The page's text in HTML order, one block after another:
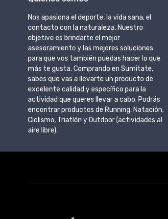
Nos apasiona el deporte, la vida sana, el
contacto con la naturaleza. Nuestro
objetivo es brindarte el mejor
asesoramiento y las mejores soluciones
para que vos también puedas hacer lo que
más te gusta. Comprando en Sumitate,
sabes que vas a llevarte un producto de
excelente calidad y específico para la
actividad que queres llevar a cabo. Podrás
encontrar productos de Running, Natación,
Ciclismo, Triatlón y Outdoor (actividades al
aire libre).